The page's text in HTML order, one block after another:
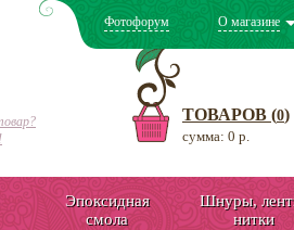
Фотофорум О магазине
ТОВАРОВ (0)
сумма: 0 р.
Эпоксидная
смола
Шнуры,
нитки